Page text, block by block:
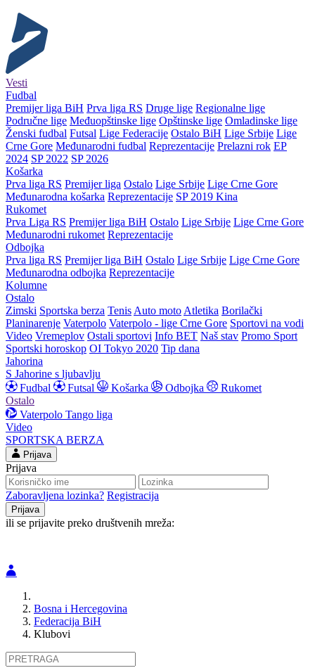
Vesti
Fudbal
Premijer liga BiH Prva liga RS Druge lige Regionalne lige
Područne lige Međuopštinske lige Opštinske lige Omladinske lige
Ženski fudbal Futsal Lige Federacije Ostalo BiH Lige Srbije Lige
Crne Gore Međunarodni fudbal Reprezentacije Prelazni rok EP
2024 SP 2022 SP 2026
Košarka
Prva liga RS Premijer liga Ostalo Lige Srbije Lige Crne Gore
Međunarodna košarka Reprezentacije SP 2019 Kina
Rukomet
Prva Liga RS Premijer liga BiH Ostalo Lige Srbije Lige Crne Gore
Međunarodni rukomet Reprezentacije
Odbojka
Prva liga RS Premijer liga BiH Ostalo Lige Srbije Lige Crne Gore
Međunarodna odbojka Reprezentacije
Kolumne
Ostalo
Zimski Sportska berza Tenis Auto moto Atletika Borilački
Planinarenje Vaterpolo Vaterpolo - lige Crne Gore Sportovi na vodi
Video Vremeplov Ostali sportovi Info BET Naš stav Promo Sport
Sportski horoskop OI Tokyo 2020 Tip dana
Jahorina
S Jahorine s ljubavlju
Fudbal
Futsal Košarka Odbojka
Rukomet
Ostalo
Vaterpolo Tango liga
Video
SPORTSKA BERZA
Prijava
Prijava
Zaboravljena lozinka? Registracija
ili se prijavite preko društvenih mreža:
Bosna i Hercegovina
Federacija BiH
Klubovi